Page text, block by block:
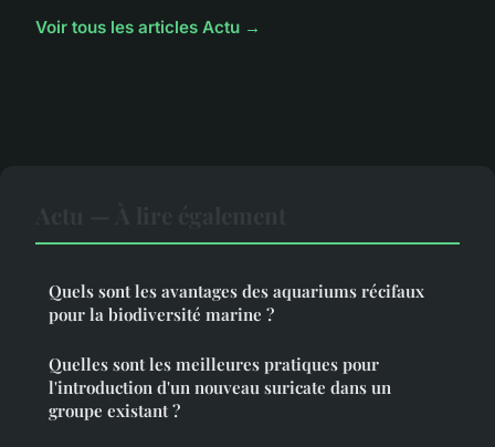
Voir tous les articles Actu →
Quels sont les avantages des aquariums récifaux
pour la biodiversité marine ?
Quelles sont les meilleures pratiques pour
l'introduction d'un nouveau suricate dans un
groupe existant ?